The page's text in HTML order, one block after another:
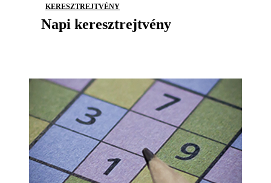
KERESZTREJTVÉNY
Napi keresztrejtvény